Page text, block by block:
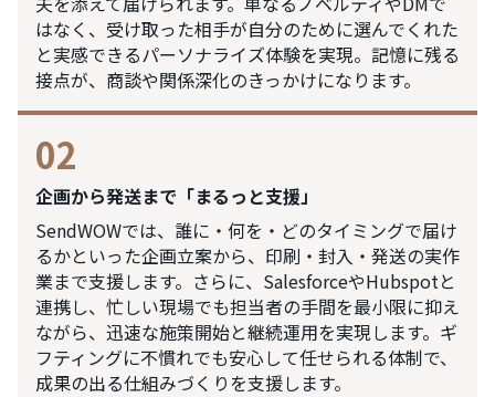
はなく、受け取った相手が自分のために選んでくれた
と実感できるパーソナライズ体験を実現。記憶に残る
接点が、商談や関係深化のきっかけになります。
02
企画から発送まで「まるっと支援」
SendWOWでは、誰に・何を・どのタイミングで届け
るかといった企画立案から、印刷・封入・発送の実作
業まで支援します。さらに、SalesforceやHubspotと
連携し、忙しい現場でも担当者の手間を最小限に抑え
ながら、迅速な施策開始と継続運用を実現します。ギ
フティングに不慣れでも安心して任せられる体制で、
成果の出る仕組みづくりを支援します。